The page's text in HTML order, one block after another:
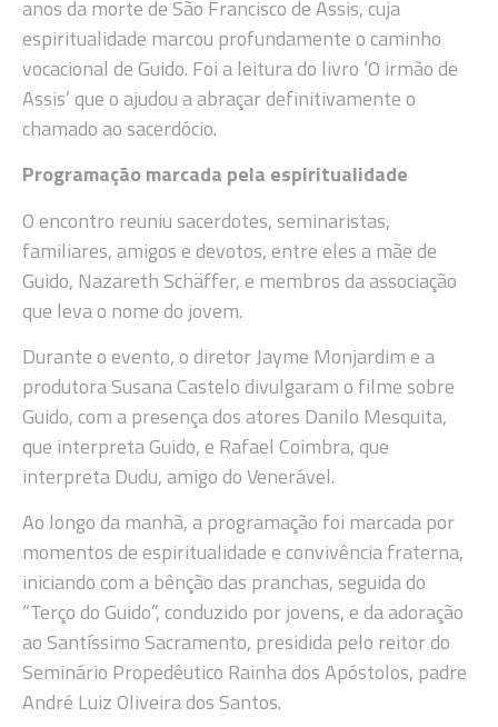
anos da morte de São Francisco de Assis, cuja
espiritualidade marcou profundamente o caminho
vocacional de Guido. Foi a leitura do livro ‘O irmão de
Assis’ que o ajudou a abraçar definitivamente o
chamado ao sacerdócio.
Programação marcada pela espiritualidade
O encontro reuniu sacerdotes, seminaristas,
familiares, amigos e devotos, entre eles a mãe de
Guido, Nazareth Schäffer, e membros da associação
que leva o nome do jovem.
Durante o evento, o diretor Jayme Monjardim e a
produtora Susana Castelo divulgaram o filme sobre
Guido, com a presença dos atores Danilo Mesquita,
que interpreta Guido, e Rafael Coimbra, que
interpreta Dudu, amigo do Venerável.
Ao longo da manhã, a programação foi marcada por
momentos de espiritualidade e convivência fraterna,
iniciando com a bênção das pranchas, seguida do
“Terço do Guido”, conduzido por jovens, e da adoração
ao Santíssimo Sacramento, presidida pelo reitor do
Seminário Propedêutico Rainha dos Apóstolos, padre
André Luiz Oliveira dos Santos.